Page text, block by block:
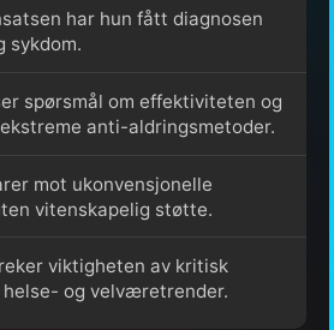
har hun fått diagnosen
sykdom.
spørsmål om effektiviteten og
anti-aldringsmetoder.
mot ukonvensjonelle
vitenskapelig støtte.
viktigheten av kritisk
og velværetrender.